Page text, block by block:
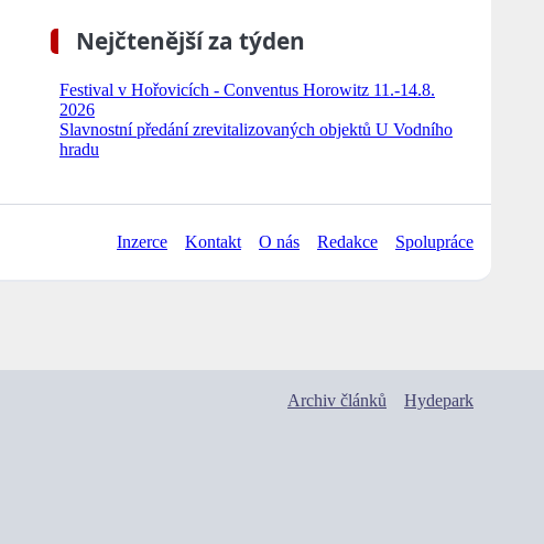
Nejčtenější za týden
Festival v Hořovicích - Conventus Horowitz 11.-14.8.
2026
Slavnostní předání zrevitalizovaných objektů U Vodního
hradu
Inzerce Kontakt O nás Redakce Spolupráce
Archiv článků Hydepark